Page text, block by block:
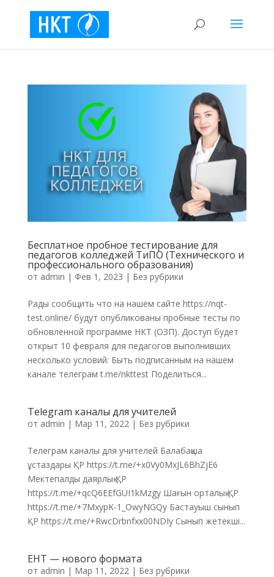
Бесплатное пробное тестирование для
педагогов колледжей ТиПО (Технического и
профессионального образования)
от admin | Фев 1, 2023 | Без рубрики
Рады сообщить что на нашем сайте https://nqt-
test.online/ будут опубликованы пробные тесты по
обновленной программе НКТ (ОЗП). Доступ будет
открыт 10 февраля для педагогов выполнивших
несколько условий: Быть подписанным на нашем
канале телеграм t.me/nkttest Поделиться...
Telegram каналы для учителей
от admin | Мар 11, 2022| Без рубрики
Телеграм каналы для учителей Балабақша
ұстаздары ҚР https://t.me/+x0Vy0MxJL6BhZjE6
Мектепалды даярлық ҚР
https://t.me/+qcQ6EEfGUI1kMzgy Шағын орталық ҚР
https://t.me/+7MxypK-1_OwyNGQy Бастауыш сынып
ҚР https://t.me/+RwcDrbnfxx00NDIy Сынып жетекші...
ЕНТ — нового формата
от admin | Мар 11, 2022| Без рубрики